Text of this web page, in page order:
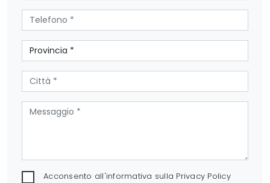
Acconsento all'informativa sulla Privacy Policy